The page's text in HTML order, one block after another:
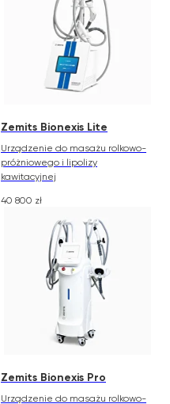
Zemits Bionexis Lite
Urządzenie do masażu rolkowo-
próżniowego i lipolizy
kawitacyjnej
40 800 zł
Zemits Bionexis Pro
Urządzenie do masażu rolkowo-